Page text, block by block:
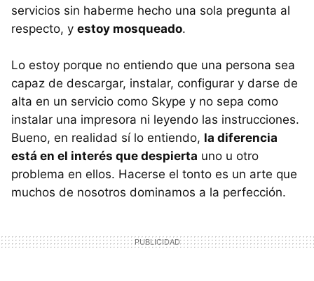
servicios sin haberme hecho una sola pregunta al
respecto, y estoy mosqueado.
Lo estoy porque no entiendo que una persona sea
capaz de descargar, instalar, configurar y darse de
alta en un servicio como Skype y no sepa como
instalar una impresora ni leyendo las instrucciones.
Bueno, en realidad sí lo entiendo, la diferencia
está en el interés que despierta uno u otro
problema en ellos. Hacerse el tonto es un arte que
muchos de nosotros dominamos a la perfección.